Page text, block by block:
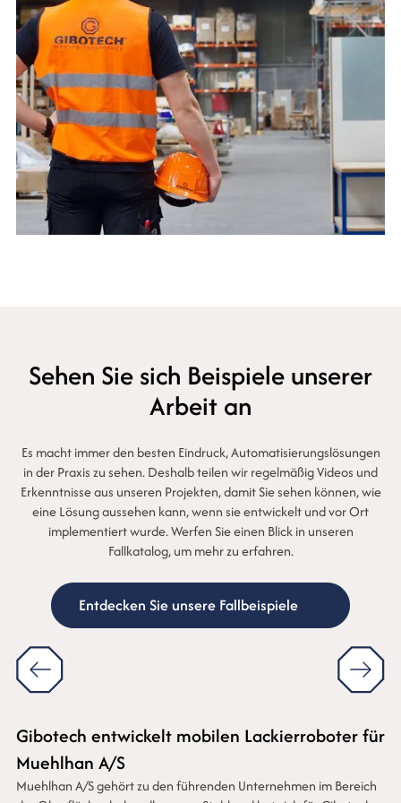
Sehen Sie sich Beispiele unserer
Arbeit an
Es macht immer den besten Eindruck, Automatisierungslösungen
in der Praxis zu sehen. Deshalb teilen wir regelmäßig Videos und
Erkenntnisse aus unseren Projekten, damit Sie sehen können, wie
eine Lösung aussehen kann, wenn sie entwickelt und vor Ort
implementiert wurde. Werfen Sie einen Blick in unseren
Fallkatalog, um mehr zu erfahren.
Entdecken Sie unsere Fallbeispiele
Gibotech entwickelt mobilen Lackierroboter für
Muehlhan A/S
Muehlhan A/S gehört zu den führenden Unternehmen im Bereich